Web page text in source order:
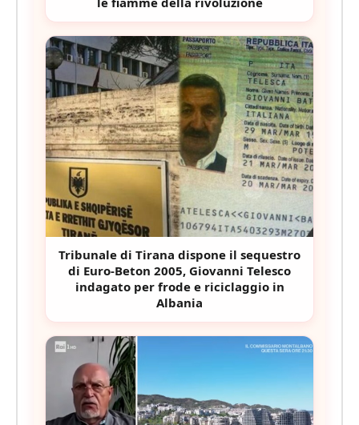
Tribunale di Tirana dispone il sequestro
di Euro-Beton 2005, Giovanni Telesco
indagato per frode e riciclaggio in
Albania